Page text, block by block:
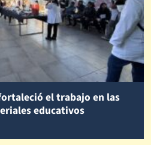
el trabajo en las
educativos